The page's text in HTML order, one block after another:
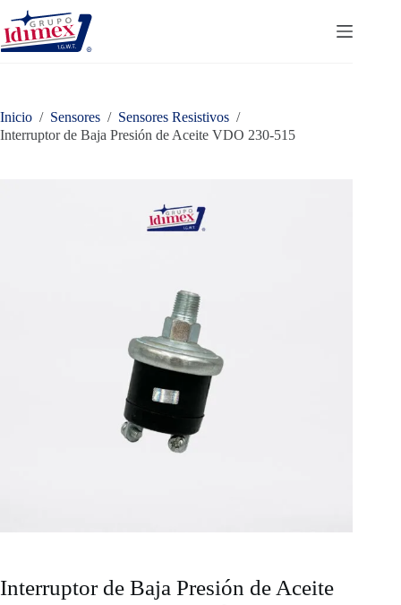
Saltar
contenido
Inicio / Sensores / Sensores Resistivos /
Interruptor de Baja Presión de Aceite VDO 230-515
Interruptor de Baja Presión de Aceite